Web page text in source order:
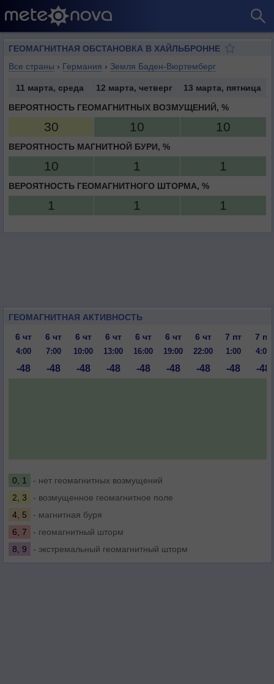
ГЕОМАГНИТНАЯ ОБСТАНОВКА В ХАЙЛЬБРОННЕ
Все страны › Германия › Земля Баден-Вюртемберг
11 марта, среда 12 марта, четверг
13 марта, пятница
ВЕРОЯТНОСТЬ ГЕОМАГНИТНЫХ ВОЗМУЩЕНИЙ, %
30 10 10
ВЕРОЯТНОСТЬ МАГНИТНОЙ БУРИ, %
10 1 1
ВЕРОЯТНОСТЬ ГЕОМАГНИТНОГО ШТОРМА, %
1 1 1
ГЕОМАГНИТНАЯ АКТИВНОСТЬ
6 чт
6 чт 6 чт 6 чт 6 чт 6 чт 6 чт 7 пт 7 пт
4:00 7:00 10:00 13:00 16:00 19:00 22:00 1:00 4:00
-48 -48 -48 -48 -48 -48 -48 -48 -48
0, 1
- нет геомагнитных возмущений
2, 3
- возмущенное геомагнитное поле
4, 5
- магнитная буря
6, 7
- геомагнитный шторм
8, 9
- экстремальный геомагнитный шторм